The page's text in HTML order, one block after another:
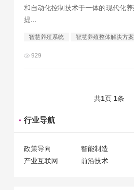
和自动化控制技术于一体的现代化
提...
智慧养殖系统 智慧养殖整体解决方案
929
共1页 1条
行业导航
政策导向 智能制造
产业互联网
前沿技术